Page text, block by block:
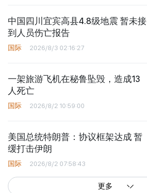
中国四川宜宾高县4.8级地震 暂未接
到人员伤亡报告
国际 2026/8/3 02:16:27
一架旅游飞机在秘鲁坠毁，造成13
人死亡
国际 2026/8/2 10:59:00
美国总统特朗普：协议框架达成 暂
缓打击伊朗
国际 2026/8/2 07:58:43
更多